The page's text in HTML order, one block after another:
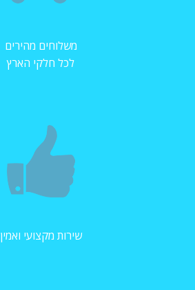
משלוחים מהירים
לכל חלקי הארץ
שירות מקצועי ואמין